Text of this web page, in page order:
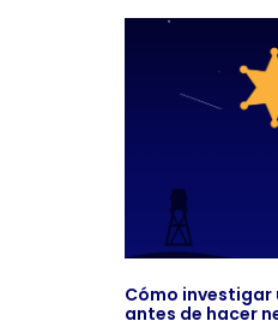
Cómo investigar
antes de hacer